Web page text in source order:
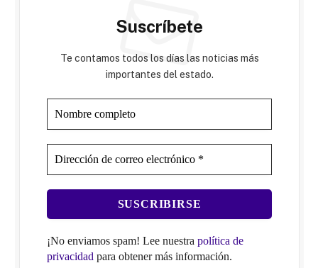
Suscríbete
Te contamos todos los días las noticias más
importantes del estado.
¡No enviamos spam! Lee nuestra política de
privacidad para obtener más información.